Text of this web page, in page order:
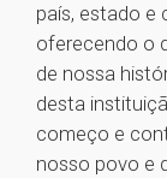
país, estado e
oferecendo o
de nossa
desta
começo e
nosso povo e